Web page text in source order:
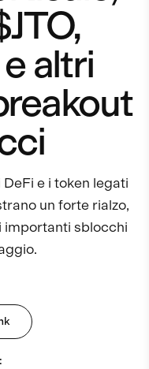
altri
e i token legati
un forte rialzo,
importanti sblocchi
: